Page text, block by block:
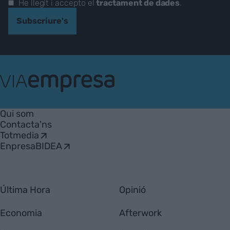
He llegit i accepto eltractament de dades.
Subscriure's
Empresa
Qui som
Contacta'ns
Totmedia
EnpresaBIDEA
Última Hora
Economia
Opinió
Afterwork